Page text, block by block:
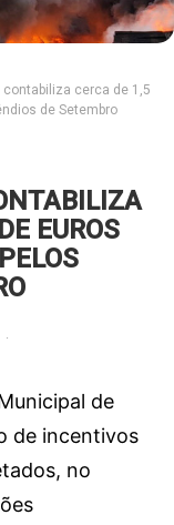
contabiliza cerca de 1,5
de Setembro
EUROS
de
de incentivos
no